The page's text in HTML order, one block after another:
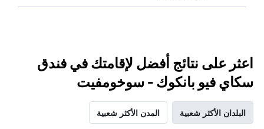
اعثر على نتائج أفضل لإقامتك في فندق
سكاي فيو بانكوك - سوخومفيت
البلدان الأكثر شعبية المدن الأكثر شعبية